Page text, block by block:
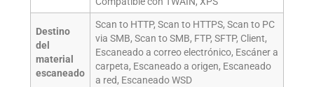
Destino
del
material
escaneado
Scan to HTTP, Scan to HTTPS, Scan to PC
via SMB, Scan to SMB, FTP, SFTP, Client,
Escaneado a correo electrónico, Escáner a
carpeta, Escaneado a origen, Escaneado
a red, Escaneado WSD